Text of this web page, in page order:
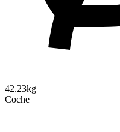
42.23kg
Coche